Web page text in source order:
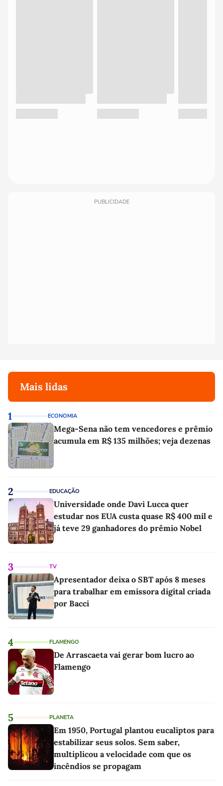
PUBLICIDADE
Mais lidas
1 ECONOMIA
Mega-Sena não tem vencedores e prêmio
acumula em R$ 135 milhões; veja dezenas
2 EDUCAÇÃO
Universidade onde Davi Lucca quer
estudar nos EUA custa quase R$ 400 mil e
já teve 29 ganhadores do prêmio Nobel
3 TV
Apresentador deixa o SBT após 8 meses
para trabalhar em emissora digital criada
por Bacci
4 FLAMENGO
De Arrascaeta vai gerar bom lucro ao
Flamengo
5 PLANETA
Em 1950, Portugal plantou eucaliptos para
estabilizar seus solos. Sem saber,
multiplicou a velocidade com que os
incêndios se propagam